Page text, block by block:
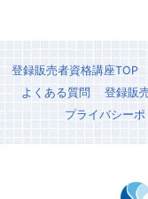
登録販売者資格講座TOP
よくある質問
登録販
プライバシーポ